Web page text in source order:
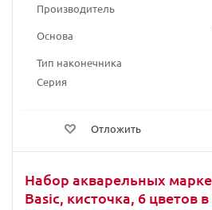
Производитель
Основа
Тип наконечника
Серия
Отложить
Набор акварельных
Basic, кисточка, 6 цветов